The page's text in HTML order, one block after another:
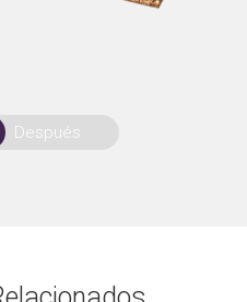
Después